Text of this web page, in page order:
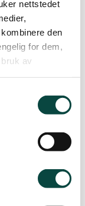
nettstedet
den
for dem,
av